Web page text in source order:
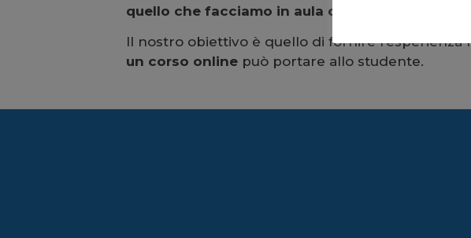
quello che facciamo in aula ogni giorno
Il nostro obiettivo è quello di fornire
un corso online può portare allo studente.